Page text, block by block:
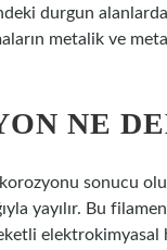
durgun
metalik ve
NE
sonucu
yayılır. Bu